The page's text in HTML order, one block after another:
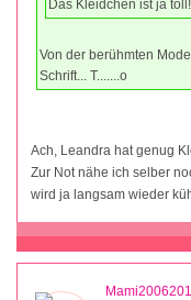
Das Kleidchen ist ja
Von der berühmten
Schrift... T.......o
Ach, Leandra hat genug
Zur Not nähe ich selber
wird ja langsam wieder